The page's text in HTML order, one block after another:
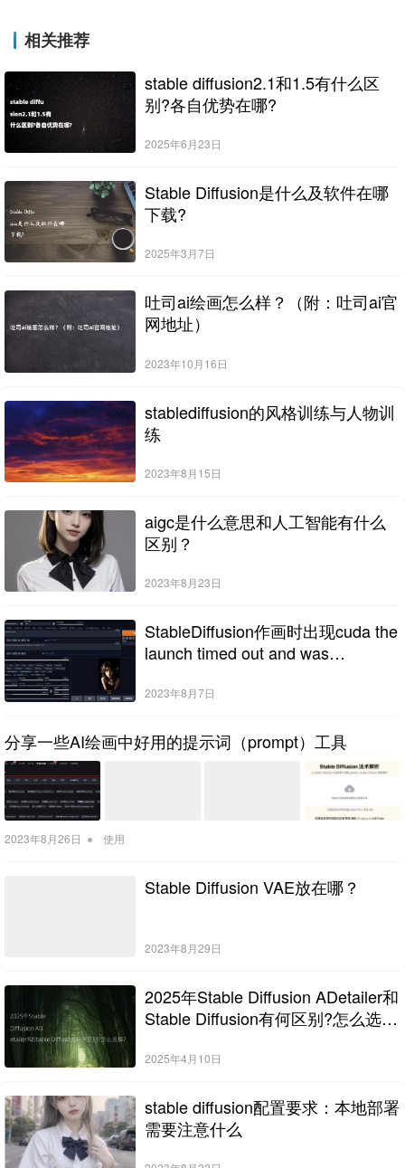
相关推荐
stable diffusion2.1和1.5有什么区
别?各自优势在哪?
2025年6月23日
Stable Diffusion是什么及软件在哪
下载?
2025年3月7日
吐司ai绘画怎么样？（附：吐司ai官
网地址）
2023年10月16日
stablediffusion的风格训练与人物训
练
2023年8月15日
aigc是什么意思和人工智能有什么
区别？
2023年8月23日
StableDiffusion作画时出现cuda the
launch timed out and was
“排队中”的解决方法）
2023年8月7日
分享一些AI绘画中好用的提示词（prompt）工具
2023年8月26日 • 使用
Stable Diffusion VAE放在哪？
2023年8月29日
2025年Stable Diffusion ADetailer和
Stable Diffusion有何区别?怎么选
2025年4月10日
stable diffusion配置要求：本地部署
需要注意什么